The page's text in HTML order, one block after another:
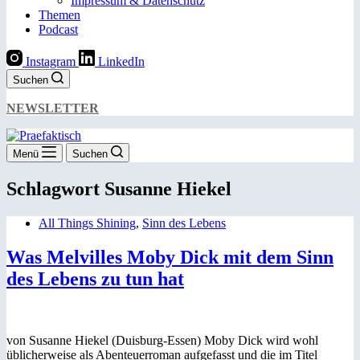
Themen
Podcast
Instagram LinkedIn
Suchen
NEWSLETTER
Menü Suchen
Schlagwort Susanne Hiekel
All Things Shining, Sinn des Lebens
Was Melvilles Moby Dick mit dem Sinn
des Lebens zu tun hat
von Susanne Hiekel (Duisburg-Essen) Moby Dick wird wohl
üblicherweise als Abenteuerroman aufgefasst und die im Titel